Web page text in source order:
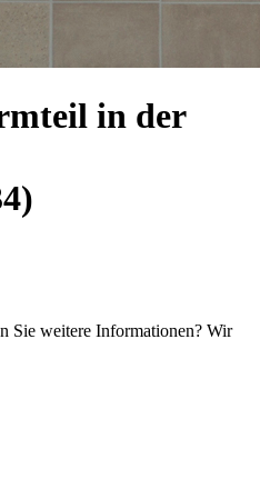
in der
Sie weitere Informationen? Wir